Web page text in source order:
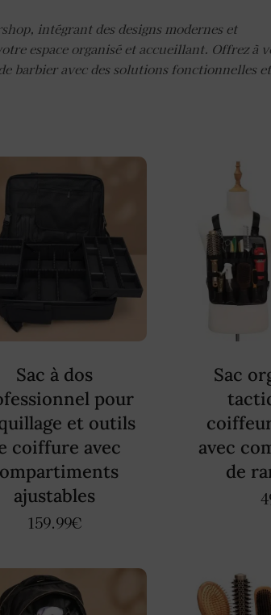
intégrant des designs modernes et
espace organisé et accueillant. Offrez à
barbier avec des solutions fonctionnelles et
Sac à dos
pour
et outils
coiffure avec
ajustables
159.99€
Sac
avec
de